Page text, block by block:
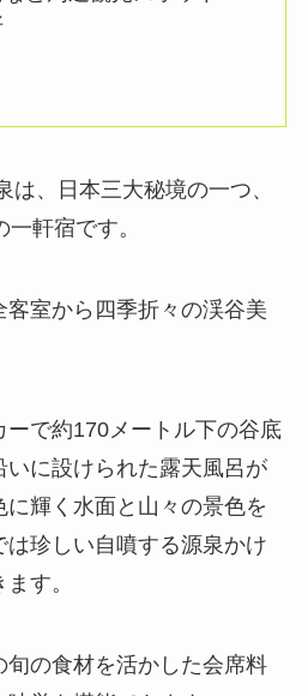
、日本三大秘境の一つ、
軒宿です。
室から四季折々の渓谷美
で約170メートル下の谷底
に設けられた露天風呂が
輝く水面と山々の景色を
珍しい自噴する源泉かけ
す。
旬の食材を活かした会席料